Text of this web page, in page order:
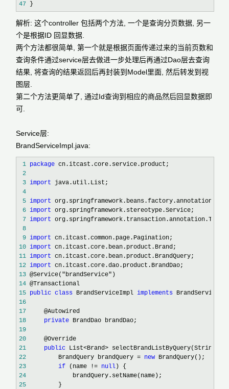
47 }
解析: 这个controller 包括两个方法, 一个是查询分页数据, 另一
个是根据ID 回显数据.
两个方法都很简单, 第一个就是根据页面传递过来的当前页数和
查询条件通过service层去做进一步处理后再通过Dao层去查询
结果, 将查询的结果返回后再封装到Model里面, 然后转发到视
图层.
第二个方法更简单了, 通过Id查询到相应的商品然后回显数据即
可.
Service层:
BrandServiceImpl.java:
1 package
2
3 import
4
5 import
6 import
7 import
8
9 import
10 import
11 import
12 import
13 @Service("brandService"
14
15 public class BrandServiceImpl implements
16
17
18
private
19
20
21
public List<Brand>
22
         BrandQuery brandQuery =
new
23
if (name != null
24
25